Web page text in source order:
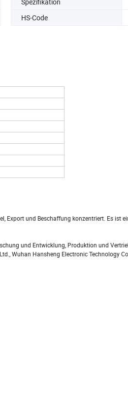
HS-Code
Export und Beschaffung konzentriert. Es ist
und Entwicklung, Produktion und
Wuhan Hansheng Electronic Technology